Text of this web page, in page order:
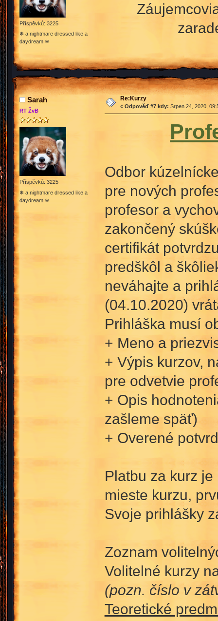
Příspěvků: 3225
❄ a nightmare dressed like a
daydream ❄
Sarah
RT ŽvB
Příspěvků: 3225
❄ a nightmare dressed like a
daydream ❄
Re:Kurzy
« Odpověď #7 kdy: Srpen 24, 2020,
Odbor
pre nových
profesor a
zakončený
certifikát
predškôl a
neváhajte a
(04.10.2020)
Prihláška musí
+ Meno a
+ Výpis kurzov,
pre odvetvie
+ Opis
zašleme späť)
+ Overené
Platbu za kurz
mieste kurzu,
Svoje prihlášky
Zoznam
Volitelné kurzy
(pozn. číslo v
Teoretické